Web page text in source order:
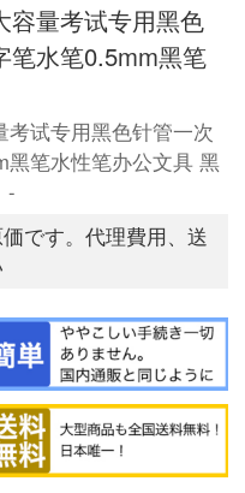
容量考试专用黑色
笔水笔0.5mm黑笔
试专用黑色针管一次
黑笔水性笔办公文具 黑
-
です。代理費用、送